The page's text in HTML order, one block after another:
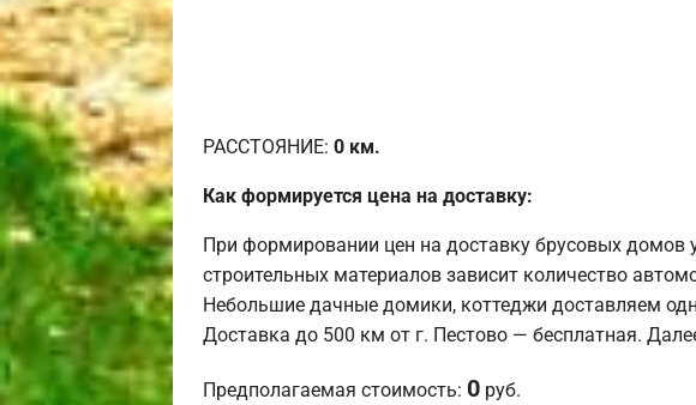
РАССТОЯНИЕ: 0 км.
Как формируется цена на доставку:
При формировании цен на доставку брусовых домов
строительных материалов зависит количество
Небольшие дачные домики, коттеджи доставляем
Доставка до 500 км от г. Пестово — бесплатная.
Предполагаемая стоимость: 0 руб.